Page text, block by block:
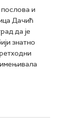
и
Дачић
да је
знатно